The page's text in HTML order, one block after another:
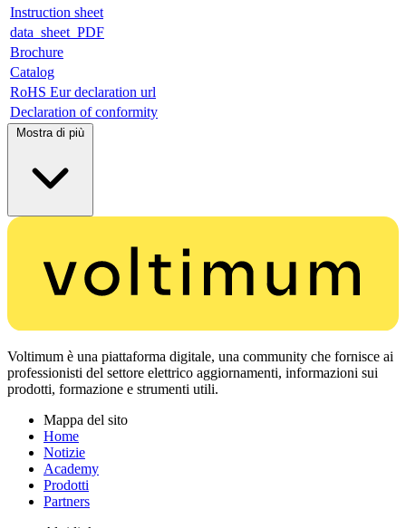
Instruction sheet
data_sheet_PDF
Brochure
Catalog
RoHS Eur declaration url
Declaration of conformity
Mostra di più
Voltimum è una piattaforma digitale, una community che fornisce ai
professionisti del settore elettrico aggiornamenti, informazioni sui
prodotti, formazione e strumenti utili.
Mappa del sito
Home
Notizie
Academy
Prodotti
Partners